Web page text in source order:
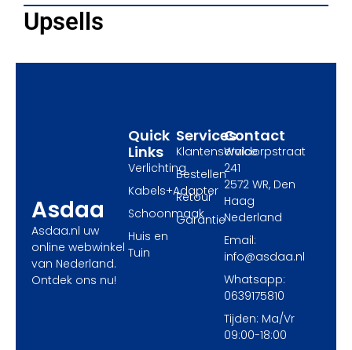
o
t
g
Upsells
Asdaa
Asdaa.nl uw
online webwinkel
van Nederland.
Ontdek ons nu!
Services
Klantenservice
Bestellen
Retour
Garantie
Quick
Links
Verlichting
Kabels+Adapter
Schoonmaak
Huis en
Tuin
Contact
Waldorpstraat
241
2572 WR, Den
Haag
Nederland
Email:
info@asdaa.nl
Whatsapp:
0639175810
Tijden: Ma/Vr
09:00-18:00